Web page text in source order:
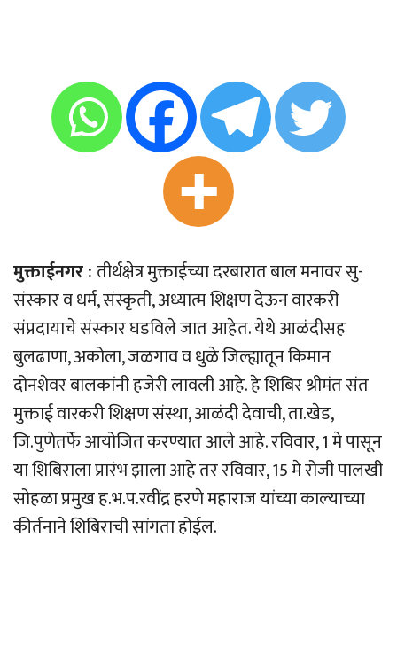
मुक्ताईनगर :तीर्थक्षेत्र मुक्ताईच्या दरबारात बाल मनावर सु-
संस्कार व धर्म, संस्कृती, अध्यात्म शिक्षण देऊन वारकरी
संप्रदायाचे संस्कार घडविले जात आहेत. येथे आळंदीसह
बुलढाणा, अकोला, जळगाव व धुळे जिल्ह्यातून किमान
दोनशेवर बालकांनी हजेरी लावली आहे. हे शिबिर श्रीमंत संत
मुक्ताई वारकरी शिक्षण संस्था, आळंदी देवाची, ता.खेड,
जि.पुणेतर्फे आयोजित करण्यात आले आहे. रविवार, 1 मे पासून
या शिबिराला प्रारंभ झाला आहे तर रविवार, 15 मे रोजी पालखी
सोहळा प्रमुख ह.भ.प.रवींद्र हरणे महाराज यांच्या काल्याच्या
कीर्तनाने शिबिराची सांगता होईल.